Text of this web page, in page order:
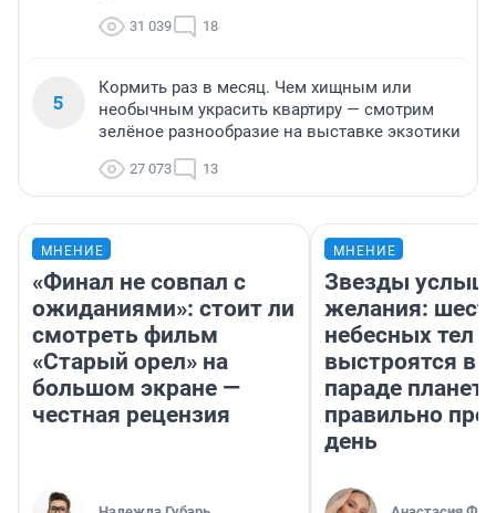
31 039 18
5
Кормить раз в месяц. Чем хищным или
необычным украсить квартиру — смотрим
зелёное разнообразие на выставке экзотики
27 073 13
МНЕНИЕ
«Финал не совпал с
ожиданиями»: стоит ли
смотреть фильм
«Старый орел» на
большом экране —
честная рецензия
МНЕНИЕ
Звезды
желания:
небесных тел
выстроятся в
параде планет
правильно
день